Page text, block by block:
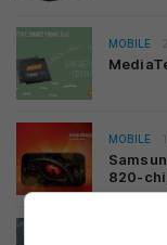
MOBILE
MOBILE
820-